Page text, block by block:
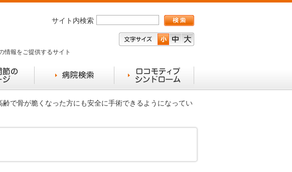
情報をご提供するサイト
サイト内検索
で骨が脆くなった方にも安全に手術できるようになってい